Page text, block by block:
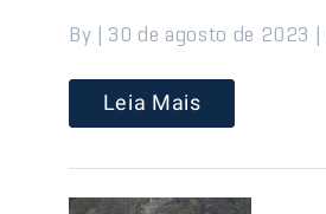
By | 30 de agosto de 2023 |
Leia Mais